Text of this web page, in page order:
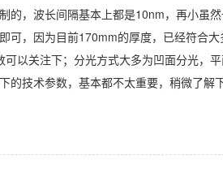
的，波长间隔基本上都是10nm，再小虽
可，因为目前170mm的厚度，已经符合
以关注下；分光方式大多为凹面分光，
技术参数，基本都不太重要，稍微了解